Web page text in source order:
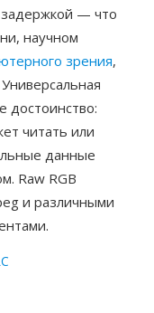
задержкой — что
научном
зрения,
достоинство:
читать или
данные
Raw RGB
и различными